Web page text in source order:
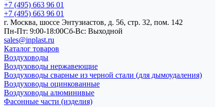
+7 (495) 663 96 01
+7 (495) 663 96 01
г. Москва, шоссе Энтузиастов, д. 56, стр. 32, пом. 142
Пн-Пт: 9:00-18:00Cб-Вс: Выходной
sales@inplast.ru
Каталог товаров
Воздуховоды
Воздуховоды нержавеющие
Воздуховоды сварные из черной стали (для дымоудаления)
Воздуховоды оцинкованные
Воздуховоды алюминивые
Фасонные части (изделия)